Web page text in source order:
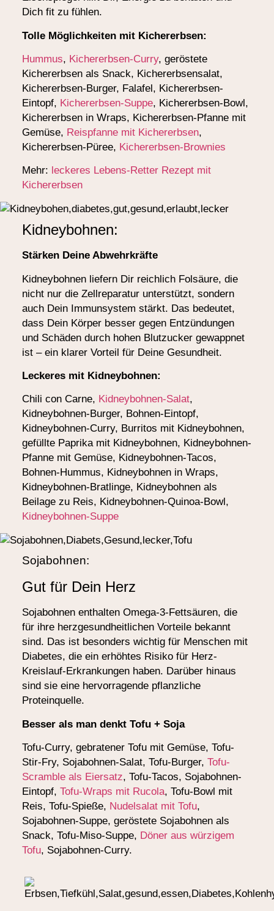
Dich fit zu fühlen.
Tolle Möglichkeiten mit Kichererbsen:
Hummus, Kichererbsen-Curry, geröstete
Kichererbsen als Snack, Kichererbsensalat,
Kichererbsen-Burger, Falafel, Kichererbsen-
Eintopf, Kichererbsen-Suppe, Kichererbsen-Bowl,
Kichererbsen in Wraps, Kichererbsen-Pfanne mit
Gemüse, Reispfanne mit Kichererbsen,
Kichererbsen-Püree, Kichererbsen-Brownies
Mehr: leckeres Lebens-Retter Rezept mit
Kichererbsen
Kidneybohnen:
Stärken Deine Abwehrkräfte
Kidneybohnen liefern Dir reichlich Folsäure, die
nicht nur die Zellreparatur unterstützt, sondern
auch Dein Immunsystem stärkt. Das bedeutet,
dass Dein Körper besser gegen Entzündungen
und Schäden durch hohen Blutzucker gewappnet
ist – ein klarer Vorteil für Deine Gesundheit.
Leckeres mit Kidneybohnen:
Chili con Carne, Kidneybohnen-Salat,
Kidneybohnen-Burger, Bohnen-Eintopf,
Kidneybohnen-Curry, Burritos mit Kidneybohnen,
gefüllte Paprika mit Kidneybohnen, Kidneybohnen-
Pfanne mit Gemüse, Kidneybohnen-Tacos,
Bohnen-Hummus, Kidneybohnen in Wraps,
Kidneybohnen-Bratlinge, Kidneybohnen als
Beilage zu Reis, Kidneybohnen-Quinoa-Bowl,
Kidneybohnen-Suppe
Sojabohnen:
Gut für Dein Herz
Sojabohnen enthalten Omega-3-Fettsäuren, die
für ihre herzgesundheitlichen Vorteile bekannt
sind. Das ist besonders wichtig für Menschen mit
Diabetes, die ein erhöhtes Risiko für Herz-
Kreislauf-Erkrankungen haben. Darüber hinaus
sind sie eine hervorragende pflanzliche
Proteinquelle.
Besser als man denkt Tofu + Soja
Tofu-Curry, gebratener Tofu mit Gemüse, Tofu-
Stir-Fry, Sojabohnen-Salat, Tofu-Burger, Tofu-
Scramble als Eiersatz, Tofu-Tacos, Sojabohnen-
Eintopf, Tofu-Wraps mit Rucola, Tofu-Bowl mit
Reis, Tofu-Spieße, Nudelsalat mit Tofu,
Sojabohnen-Suppe, geröstete Sojabohnen als
Snack, Tofu-Miso-Suppe, Döner aus würzigem
Tofu, Sojabohnen-Curry.